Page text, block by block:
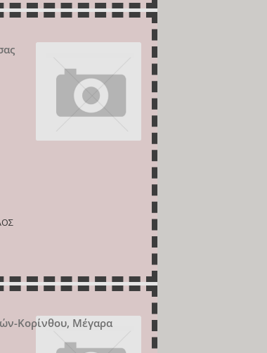
Κορίνθου, Μέγαρα